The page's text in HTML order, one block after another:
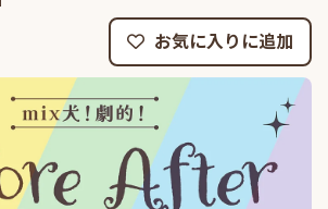
お気に入りに追加